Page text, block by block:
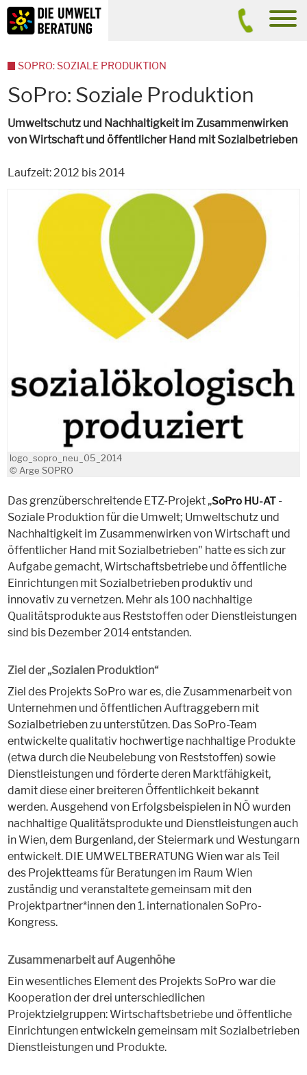
Inhalt
Suche
SoPro: Soziale Produktion
Umweltschutz und Nachhaltigkeit im Zusammenwirken
von Wirtschaft und öffentlicher Hand mit Sozialbetrieben
Laufzeit: 2012 bis 2014
logo_sopro_neu_05_2014
© Arge SOPRO
Das grenzüberschreitende ETZ-Projekt „SoPro HU-AT -
Soziale Produktion für die Umwelt; Umweltschutz und
Nachhaltigkeit im Zusammenwirken von Wirtschaft und
öffentlicher Hand mit Sozialbetrieben" hatte es sich zur
Aufgabe gemacht, Wirtschaftsbetriebe und öffentliche
Einrichtungen mit Sozialbetrieben produktiv und
innovativ zu vernetzen. Mehr als 100 nachhaltige
Qualitätsprodukte aus Reststoffen oder Dienstleistungen
sind bis Dezember 2014 entstanden.
Ziel der „Sozialen Produktion“
Ziel des Projekts SoPro war es, die Zusammenarbeit von
Unternehmen und öffentlichen Auftraggebern mit
Sozialbetrieben zu unterstützen. Das SoPro-Team
entwickelte qualitativ hochwertige nachhaltige Produkte
(etwa durch die Neubelebung von Reststoffen) sowie
Dienstleistungen und förderte deren Marktfähigkeit,
damit diese einer breiteren Öffentlichkeit bekannt
werden. Ausgehend von Erfolgsbeispielen in NÖ wurden
nachhaltige Qualitätsprodukte und Dienstleistungen auch
in Wien, dem Burgenland, der Steiermark und Westungarn
entwickelt. DIE UMWELTBERATUNG Wien war als Teil
des Projektteams für Beratungen im Raum Wien
zuständig und veranstaltete gemeinsam mit den
Projektpartner*innen den 1. internationalen SoPro-
Kongress.
Zusammenarbeit auf Augenhöhe
Ein wesentliches Element des Projekts SoPro war die
Kooperation der drei unterschiedlichen
Projektzielgruppen: Wirtschaftsbetriebe und öffentliche
Einrichtungen entwickeln gemeinsam mit Sozialbetrieben
Dienstleistungen und Produkte.
SOPRO: SOZIALE PRODUKTION